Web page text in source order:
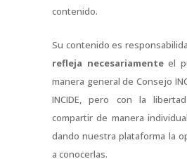
contenido.
Su contenido es
refleja necesariamenteel
manera general de Consejo
INCIDE, pero con la
compartir de manera
dando nuestra plataforma la
a conocerlas.